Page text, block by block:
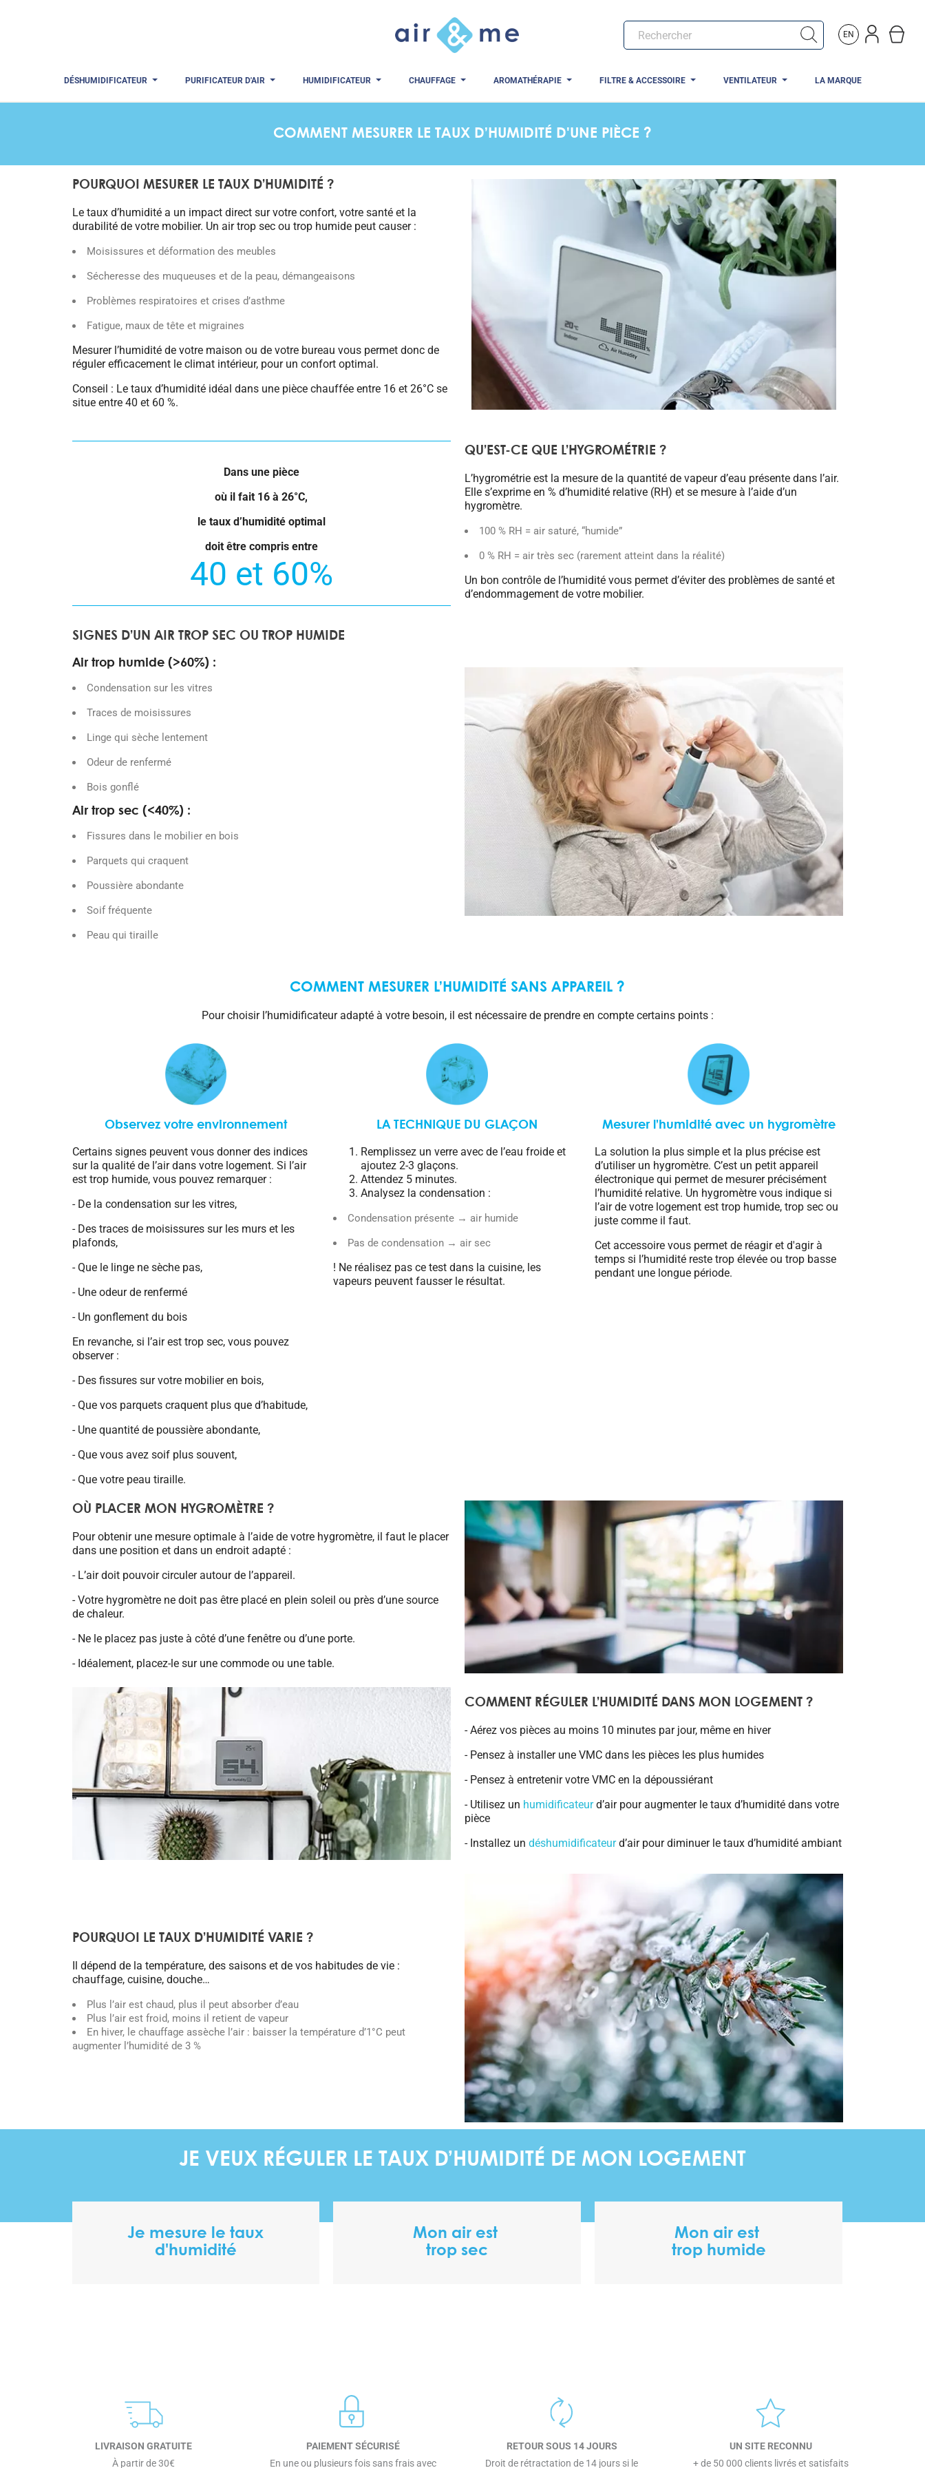
EN
DÉSHUMIDIFICATEUR PURIFICATEUR D'AIR HUMIDIFICATEUR CHAUFFAGE AROMATHÉRAPIE FILTRE & ACCESSOIRE VENTILATEUR LA MARQUE
COMMENT MESURER LE TAUX D’HUMIDITÉ D'UNE PIÈCE ?
POURQUOI MESURER LE TAUX D’HUMIDITÉ ?
Le taux d’humidité a un impact direct sur votre confort, votre santé et la
durabilité de votre mobilier. Un air trop sec ou trop humide peut causer :
Moisissures et déformation des meubles
Sécheresse des muqueuses et de la peau, démangeaisons
Problèmes respiratoires et crises d’asthme
Fatigue, maux de tête et migraines
Mesurer l’humidité de votre maison ou de votre bureau vous permet donc de
réguler efficacement le climat intérieur, pour un confort optimal.
Conseil : Le taux d’humidité idéal dans une pièce chauffée entre 16 et 26°C se
situe entre 40 et 60 %.
Dans une pièce
où il fait 16 à 26°C,
le taux d’humidité optimal
doit être compris entre
40 et 60%
QU’EST-CE QUE L’HYGROMÉTRIE ?
L’hygrométrie est la mesure de la quantité de vapeur d’eau présente dans l’air.
Elle s’exprime en % d’humidité relative (RH) et se mesure à l’aide d’un
hygromètre.
100 % RH = air saturé, “humide”
0 % RH = air très sec (rarement atteint dans la réalité)
Un bon contrôle de l’humidité vous permet d’éviter des problèmes de santé et
d’endommagement de votre mobilier.
SIGNES D’UN AIR TROP SEC OU TROP HUMIDE
Air trop humide (>60%) :
Condensation sur les vitres
Traces de moisissures
Linge qui sèche lentement
Odeur de renfermé
Bois gonflé
Air trop sec (<40%) :
Fissures dans le mobilier en bois
Parquets qui craquent
Poussière abondante
Soif fréquente
Peau qui tiraille
COMMENT MESURER L’HUMIDITÉ SANS APPAREIL ?
Pour choisir l’humidificateur adapté à votre besoin, il est nécessaire de prendre en compte certains points :
Observez votre environnement
Certains signes peuvent vous donner des indices
sur la qualité de l’air dans votre logement. Si l’air
est trop humide, vous pouvez remarquer :
- De la condensation sur les vitres,
- Des traces de moisissures sur les murs et les
plafonds,
- Que le linge ne sèche pas,
- Une odeur de renfermé
- Un gonflement du bois
En revanche, si l’air est trop sec, vous pouvez
observer :
- Des fissures sur votre mobilier en bois,
- Que vos parquets craquent plus que d’habitude,
- Une quantité de poussière abondante,
- Que vous avez soif plus souvent,
- Que votre peau tiraille.
LA TECHNIQUE DU GLAÇON
Remplissez un verre avec de l’eau froide et
ajoutez 2-3 glaçons.
Attendez 5 minutes.
Analysez la condensation :
Condensation présente → air humide
Pas de condensation → air sec
! Ne réalisez pas ce test dans la cuisine, les
vapeurs peuvent fausser le résultat.
Mesurer l’humidité avec un hygromètre
La solution la plus simple et la plus précise est
d’utiliser un hygromètre. C’est un petit appareil
électronique qui permet de mesurer précisément
l’humidité relative. Un hygromètre vous indique si
l’air de votre logement est trop humide, trop sec ou
juste comme il faut.
Cet accessoire vous permet de réagir et d'agir à
temps si l’humidité reste trop élevée ou trop basse
pendant une longue période.
OÙ PLACER MON HYGROMÈTRE ?
Pour obtenir une mesure optimale à l’aide de votre hygromètre, il faut le placer
dans une position et dans un endroit adapté :
- L’air doit pouvoir circuler autour de l’appareil.
- Votre hygromètre ne doit pas être placé en plein soleil ou près d’une source
de chaleur.
- Ne le placez pas juste à côté d’une fenêtre ou d’une porte.
- Idéalement, placez-le sur une commode ou une table.
COMMENT RÉGULER L’HUMIDITÉ DANS MON LOGEMENT ?
- Aérez vos pièces au moins 10 minutes par jour, même en hiver
- Pensez à installer une VMC dans les pièces les plus humides
- Pensez à entretenir votre VMC en la dépoussiérant
- Utilisez un humidificateurd’air pour augmenter le taux d’humidité dans votre
pièce
- Installez un déshumidificateurd’air pour diminuer le taux d’humidité ambiant
POURQUOI LE TAUX D’HUMIDITÉ VARIE ?
Il dépend de la température, des saisons et de vos habitudes de vie :
chauffage, cuisine, douche…
Plus l’air est chaud, plus il peut absorber d’eau
Plus l’air est froid, moins il retient de vapeur
En hiver, le chauffage assèche l’air : baisser la température d’1°C peut
augmenter l’humidité de 3 %
JE VEUX RÉGULER LE TAUX D’HUMIDITÉ DE MON LOGEMENT
Je mesure le taux
d'humidité
Mon air est
trop sec
Mon air est
trop humide
LIVRAISON GRATUITE
À partir de 30€
PAIEMENT SÉCURISÉ
En une ou plusieurs fois sans frais avec
RETOUR SOUS 14 JOURS
Droit de rétractation de 14 jours si le
UN SITE RECONNU
+ de 50 000 clients livrés et satisfaits